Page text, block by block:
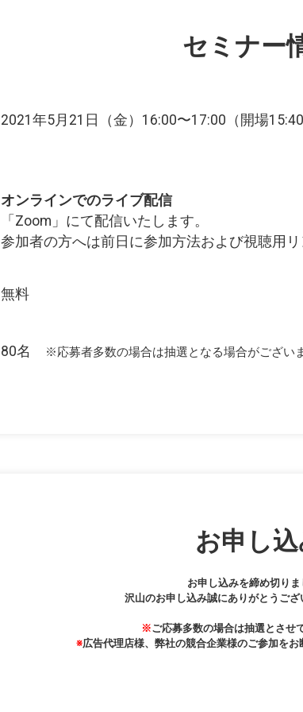
セミナー
2021年5月21日（金）16:00〜17:00（開場15:40
オンラインでのライブ配信
「Zoom」にて配信いたします。
参加者の方へは前日に参加方法および視聴用
無料
80名 ※応募者多数の場合は抽選となる場合がございま
お申し
お申し込みを締め切りま
沢山のお申し込み誠にありがとうござ
※ご応募多数の場合は抽選とさせ
※広告代理店様、弊社の競合企業様のご参加を